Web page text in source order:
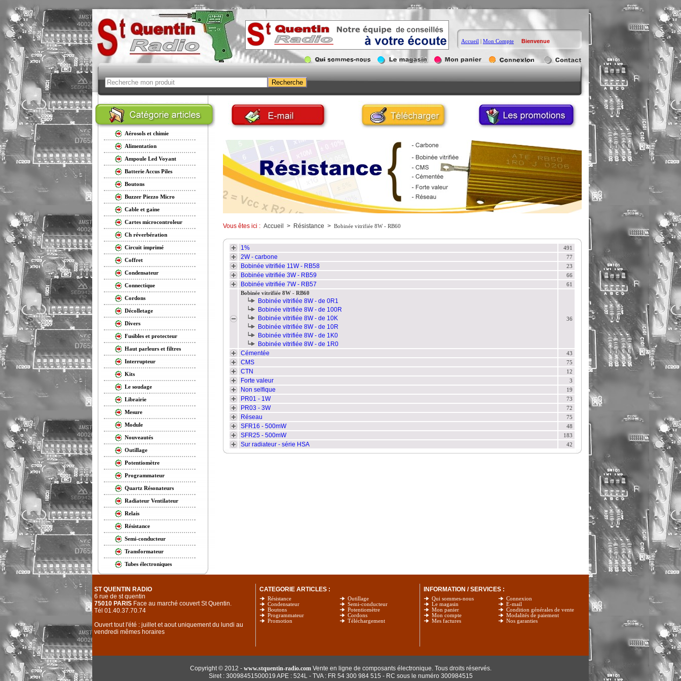
Accueil | Mon Compte Bienvenue
Aérosols et chimie
Alimentation
Ampoule Led Voyant
Batterie Accus Piles
Boutons
Buzzer Piezzo Micro
Cable et gaine
Cartes microcontroleur
Ch réverbération
Circuit imprimé
Coffret
Condensateur
Connectique
Cordons
Décolletage
Divers
Fusibles et protecteur
Haut parleurs et filtres
Interrupteur
Kits
Le soudage
Librairie
Mesure
Module
Nouveautés
Outillage
Potentiomètre
Programmateur
Quartz Résonateurs
Radiateur Ventilateur
Relais
Résistance
Semi-conducteur
Transformateur
Tubes électroniques
Vous êtes ici : Accueil > Résistance > Bobinée vitrifiée 8W - RB60
1% 491
2W - carbone 77
Bobinée vitrifiée 11W - RB58 23
Bobinée vitrifiée 3W - RB59 66
Bobinée vitrifiée 7W - RB57
61
Bobinée vitrifiée 8W - RB60
Bobinée vitrifiée 8W - de 0R1
Bobinée vitrifiée 8W - de 100R
Bobinée vitrifiée 8W - de 10K
Bobinée vitrifiée 8W - de 10R
Bobinée vitrifiée 8W - de 1K0
Bobinée vitrifiée 8W - de 1R0
36
Cémentée 43
CMS 75
CTN 12
Forte valeur 3
Non selfique 19
PR01 - 1W 73
PR03 - 3W 72
Réseau 75
SFR16 - 500mW 48
SFR25 - 500mW 183
Sur radiateur - série HSA 42
ST QUENTIN RADIO
6 rue de st quentin
75010 PARIS Face au marché couvert St Quentin.
Tél 01.40.37.70.74
Ouvert tout l'été : juillet et aout uniquement du lundi au
vendredi mêmes horaires
CATEGORIE ARTICLES :
Résistance
Condensateur
Boutons
Programmateur
Promotion
Outillage
Semi-conducteur
Potentiomètre
Cordons
Téléchargement
INFORMATION / SERVICES :
Qui sommes-nous
Le magasin
Mon panier
Mon compte
Mes factures
Connexion
E-mail
Condition générales de vente
Modalités de paiement
Nos garanties
Copyright © 2012 - www.stquentin-radio.comVente en ligne de composants électronique. Tous droits réservés.
Siret : 30098451500019 APE : 524L - TVA : FR 54 300 984 515 - RC sous le numéro 300984515